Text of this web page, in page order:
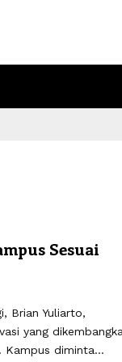
Sesuai
Brian Yuliarto,
yang
Kampus diminta...